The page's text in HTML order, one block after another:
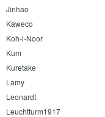
Jinhao
Kaweco
Koh-i-Noor
Kum
Kuretake
Lamy
Leonardt
Leuchtturm1917